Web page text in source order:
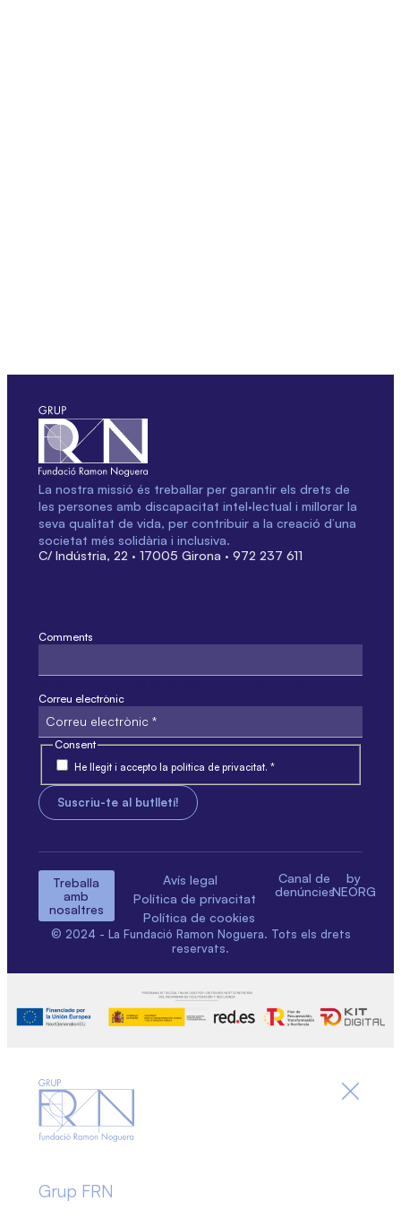
La nostra missió és treballar per garantir els drets de
les persones amb discapacitat intel·lectual i millorar la
seva qualitat de vida, per contribuir a la creació d’una
societat més solidària i inclusiva.
C/ Indústria, 22 · 17005 Girona · 972 237 611
Comments
Correu electrònic
Consent
He llegit i accepto la política de privacitat. *
Treballa
amb
nosaltres
Avís legal
Política de privacitat
Política de cookies
Canal de
denúncies
by
NEORG
© 2024 - La Fundació Ramon Noguera. Tots els drets
reservats.
Grup FRN